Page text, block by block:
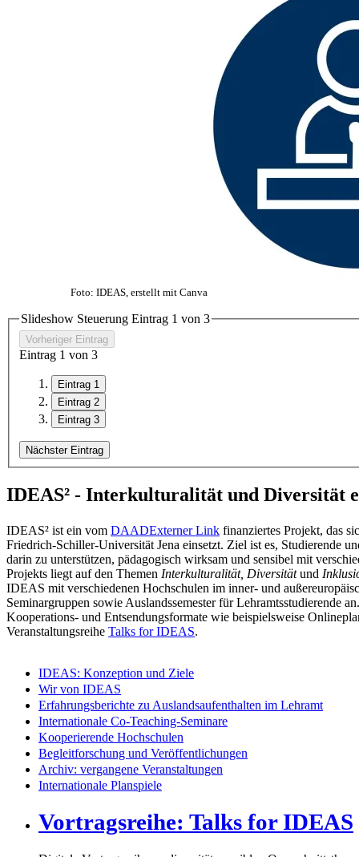
Foto: IDEAS, erstellt mit Canva
Slideshow Steuerung Eintrag 1 von 3
Vorheriger Eintrag
Eintrag 1 von 3
Eintrag 1
Eintrag 2
Eintrag 3
Nächster Eintrag
IDEAS² - Interkulturalität und Diversität
IDEAS² ist ein vom DAADExterner Link finanziertes Projekt, das
Friedrich-Schiller-Universität Jena einsetzt. Ziel ist es, Studierende
darin zu unterstützen, pädagogisch wirksam und sensibel mit
Projekts liegt auf den Themen Interkulturalität, Diversitätund
IDEAS mit verschiedenen Hochschulen im inner- und
Seminargruppen sowie Auslandssemester für Lehramtsstudierende
Kooperations- und Entsendungsformate wie beispielsweise
Veranstaltungsreihe Talks for IDEAS.
IDEAS: Konzeption und Ziele
Wir von IDEAS
Erfahrungsberichte zu Auslandsaufenthalten im Lehramt
Internationale Co-Teaching-Seminare
Kooperierende Hochschulen
Begleitforschung und Veröffentlichungen
Archiv: vergangene Veranstaltungen
Internationale Planspiele
Vortragsreihe: Talks for IDEAS